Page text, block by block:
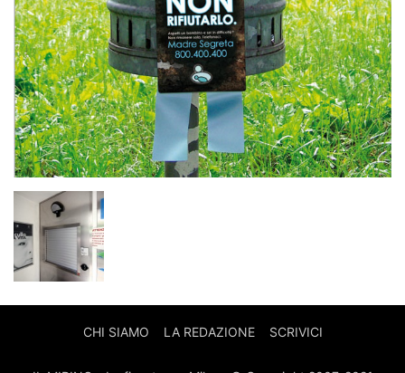
CHI SIAMO LA REDAZIONE SCRIVICI